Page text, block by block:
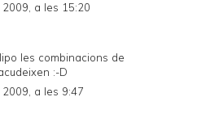
2009, a les 15:20
les combinacions de
:-D
2009, a les 9:47